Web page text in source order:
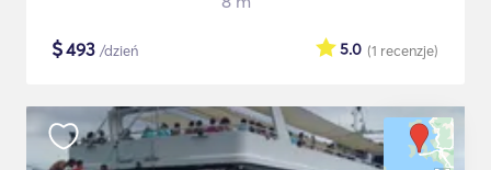
$493 /dzień (1 recenzje)
5.0